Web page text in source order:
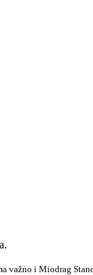
važno i Miodrag